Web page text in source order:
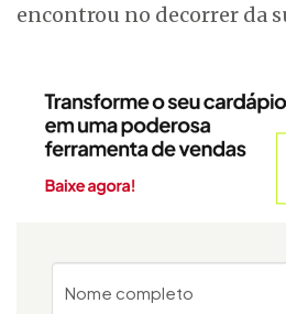
encontrou no decorrer da
Nome completo